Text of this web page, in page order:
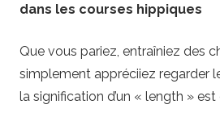
dans les courses hippiques
Que vous pariez, entraîniez des
simplement appréciiez regarder
la signification d’un « length » est